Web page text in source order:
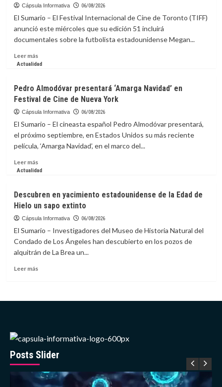
la
expansión
las
competiciones
la
Cápsula Informativa 06/08/2026
El Sumario – El Festival Internacional de Cine de Toronto (TIFF)
anunció este miércoles que su edición 51 incluirá
documentales sobre la futbolista estadounidense Megan...
Leer másLeer
más
de
Cine
de
Toronto
documental
sobre
Megan
Actualidad
Pedro Almodóvar presentará ‘Amarga Navidad’ en
Festival de Cine de Nueva York
Cápsula Informativa 06/08/2026
El Sumario – El cineasta español Pedro Almodóvar presentará,
el próximo septiembre, en Estados Unidos su más reciente
película, ‘Amarga Navidad’, en el marco del...
Leer másLeer
más
Almodóvar
presentará
‘Amarga
Navidad’
Festival
de
Actualidad
Descubren en yacimiento estadounidense de la Edad de
Hielo un sapo extinto
Cápsula Informativa 06/08/2026
El Sumario – Investigadores del Museo de Historia Natural del
Condado de Los Ángeles han descubierto en los pozos de
alquitrán de La Brea un...
Leer másLeer
la
Edad
Hielo
un
Posts Slider